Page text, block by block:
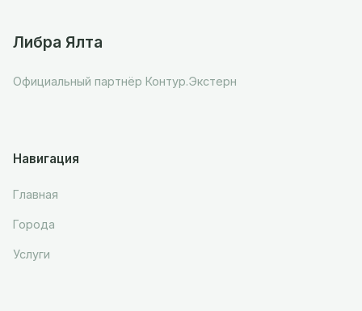
Либра Ялта
Официальный партнёр Контур.Экстерн
Навигация
Главная
Города
Услуги